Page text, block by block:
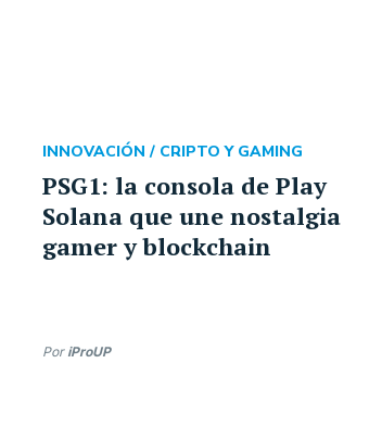
PSG1: la consola de Play
Solana que une nostalgia
gamer y blockchain
INNOVACIÓN / CRIPTO Y GAMING
Por iProUP